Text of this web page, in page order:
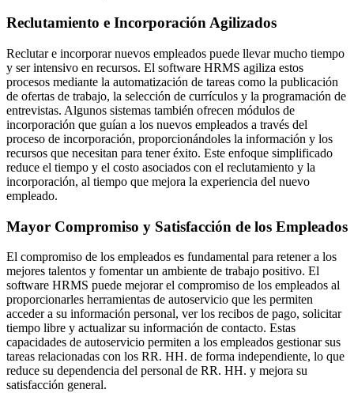
Reclutamiento e Incorporación Agilizados
Reclutar e incorporar nuevos empleados puede llevar mucho tiempo
y ser intensivo en recursos. El software HRMS agiliza estos
procesos mediante la automatización de tareas como la publicación
de ofertas de trabajo, la selección de currículos y la programación de
entrevistas. Algunos sistemas también ofrecen módulos de
incorporación que guían a los nuevos empleados a través del
proceso de incorporación, proporcionándoles la información y los
recursos que necesitan para tener éxito. Este enfoque simplificado
reduce el tiempo y el costo asociados con el reclutamiento y la
incorporación, al tiempo que mejora la experiencia del nuevo
empleado.
Mayor Compromiso y Satisfacción de los Empleados
El compromiso de los empleados es fundamental para retener a los
mejores talentos y fomentar un ambiente de trabajo positivo. El
software HRMS puede mejorar el compromiso de los empleados al
proporcionarles herramientas de autoservicio que les permiten
acceder a su información personal, ver los recibos de pago, solicitar
tiempo libre y actualizar su información de contacto. Estas
capacidades de autoservicio permiten a los empleados gestionar sus
tareas relacionadas con los RR. HH. de forma independiente, lo que
reduce su dependencia del personal de RR. HH. y mejora su
satisfacción general.